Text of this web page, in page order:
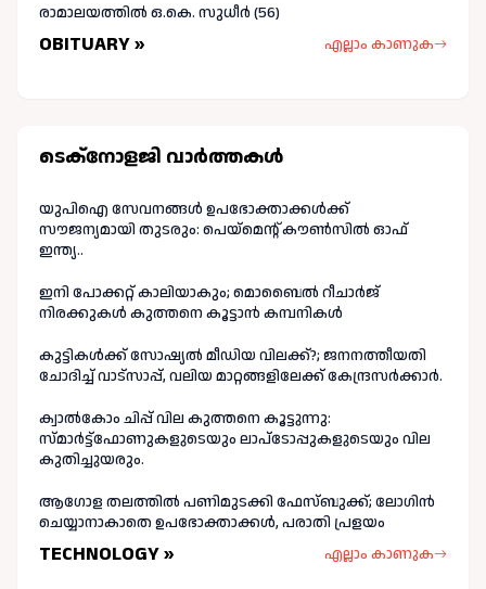
രാമാലയത്തിൽ ഒ.കെ. സുധീർ (56)
OBITUARY » എല്ലാം കാണുക
ടെക്നോളജി വാർത്തകള്‍
യുപിഐ സേവനങ്ങൾ ഉപഭോക്താക്കൾക്ക്
സൗജന്യമായി തുടരും: പെയ്മെന്റ് കൗൺസിൽ ഓഫ്
ഇന്ത്യ..
ഇനി പോക്കറ്റ് കാലിയാകും; മൊബൈൽ റീചാർജ്
നിരക്കുകൾ കുത്തനെ കൂട്ടാൻ കമ്പനികൾ
കുട്ടികൾക്ക് സോഷ്യൽ മീഡിയ വിലക്ക്?; ജനനത്തീയതി
ചോദിച്ച് വാട്‌സാപ്പ്, വലിയ മാറ്റങ്ങളിലേക്ക് കേന്ദ്രസർക്കാർ.
ക്വാൽകോം ചിപ്പ് വില കുത്തനെ കൂട്ടുന്നു:
സ്മാർട്ട്ഫോണുകളുടെയും ലാപ്ടോപ്പുകളുടെയും വില
കുതിച്ചുയരും.
ആഗോള തലത്തിൽ പണിമുടക്കി ഫേസ്ബുക്ക്; ലോഗിന്‍
ചെയ്യാനാകാതെ ഉപഭോക്താക്കള്‍, പരാതി പ്രളയം
TECHNOLOGY » എല്ലാം കാണുക